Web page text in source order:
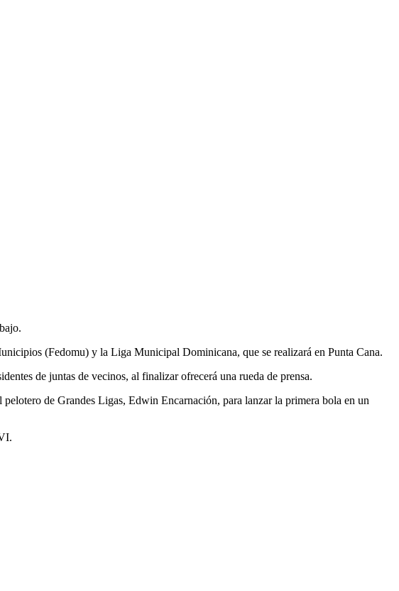
(Fedomu) y la Liga Municipal Dominicana, que se realizará en Punta Cana.
de juntas de vecinos, al finalizar ofrecerá una rueda de prensa.
de Grandes Ligas, Edwin Encarnación, para lanzar la primera bola en un